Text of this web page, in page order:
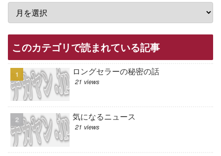
このカテゴリで読まれている記事
ロングセラーの秘密の話
21 views
気になるニュース
21 views